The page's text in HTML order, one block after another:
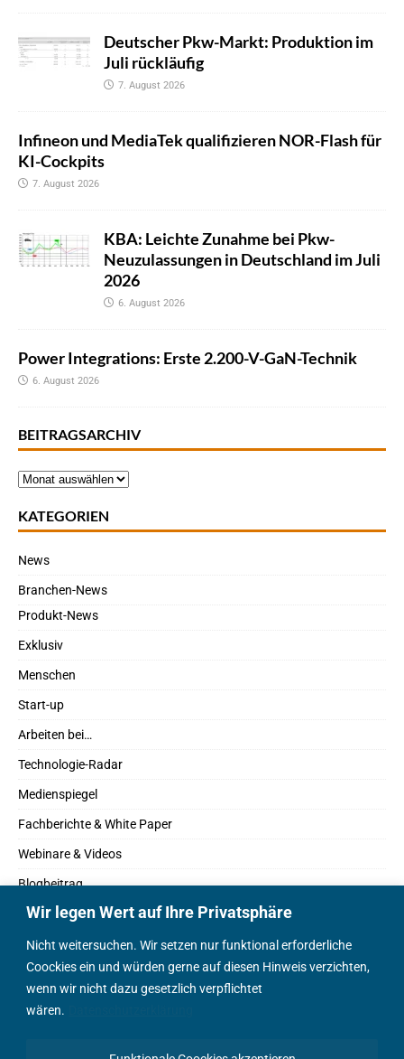
Wir legen Wert auf Ihre Privatsphäre
Nicht weitersuchen. Wir setzen nur funktional erforderliche
Coockies ein und würden gerne auf diesen Hinweis verzichten,
wenn wir nicht dazu gesetzlich verpflichtet
wären.
Deutscher Pkw-Markt: Produktion im
Juli rückläufig
7. August 2026
Infineon und MediaTek qualifizieren NOR-Flash für
KI-Cockpits
7. August 2026
KBA: Leichte Zunahme bei Pkw-
Neuzulassungen in Deutschland im Juli
2026
6. August 2026
Power Integrations: Erste 2.200-V-GaN-Technik
6. August 2026
BEITRAGSARCHIV
KATEGORIEN
News
Branchen-News
Produkt-News
Exklusiv
Menschen
Start-up
Arbeiten bei…
Technologie-Radar
Medienspiegel
Fachberichte & White Paper
Webinare & Videos
Blogbeitrag
Fachbücher
Marktreport
Podcasts
Positionspapier